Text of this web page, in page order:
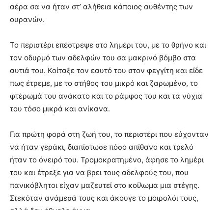
αέρα σα να ήταν στ’ αλήθεια κάποιος αυθέντης των
ουρανών.
Το περιστέρι επέστρεψε στο λημέρι του, με το θρήνο και
τον οδυρμό των αδελφών του σα μακρινό βόμβο στα
αυτιά του. Κοίταξε τον εαυτό του στον φεγγίτη και είδε
πως έτρεμε, με το στήθος του μικρό και ζαρωμένο, το
φτέρωμά του ανάκατο και το ράμφος του και τα νύχια
του τόσο μικρά και ανίκανα.
Για πρώτη φορά στη ζωή του, το περιστέρι που εύχονταν
να ήταν γεράκι, διαπίστωσε πόσο απίθανο και τρελό
ήταν το όνειρό του. Τρομοκρατημένο, άφησε το λημέρι
του και έτρεξε για να βρει τους αδελφούς του, που
πανικόβλητοι είχαν μαζευτεί στο κοίλωμα μια στέγης.
Στεκόταν ανάμεσά τους και άκουγε το μοιρολόι τους,